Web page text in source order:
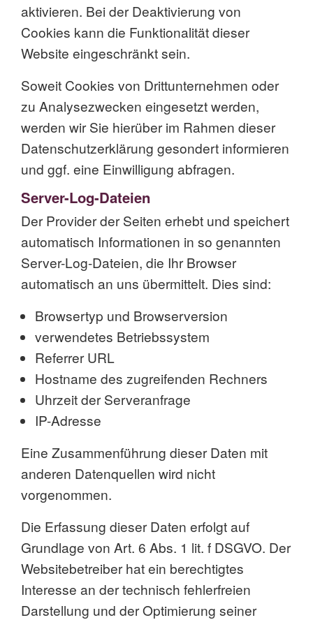
aktivieren. Bei der Deaktivierung von
Cookies kann die Funktionalität dieser
Website eingeschränkt sein.
Soweit Cookies von Drittunternehmen oder
zu Analysezwecken eingesetzt werden,
werden wir Sie hierüber im Rahmen dieser
Datenschutzerklärung gesondert informieren
und ggf. eine Einwilligung abfragen.
Server-Log-Dateien
Der Provider der Seiten erhebt und speichert
automatisch Informationen in so genannten
Server-Log-Dateien, die Ihr Browser
automatisch an uns übermittelt. Dies sind:
Browsertyp und Browserversion
verwendetes Betriebssystem
Referrer URL
Hostname des zugreifenden Rechners
Uhrzeit der Serveranfrage
IP-Adresse
Eine Zusammenführung dieser Daten mit
anderen Datenquellen wird nicht
vorgenommen.
Die Erfassung dieser Daten erfolgt auf
Grundlage von Art. 6 Abs. 1 lit. f DSGVO. Der
Websitebetreiber hat ein berechtigtes
Interesse an der technisch fehlerfreien
Darstellung und der Optimierung seiner